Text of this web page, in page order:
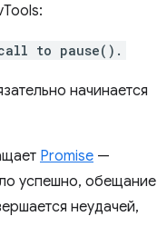
call to pause().
начинается
Promise —
успешно, обещание
неудачей,